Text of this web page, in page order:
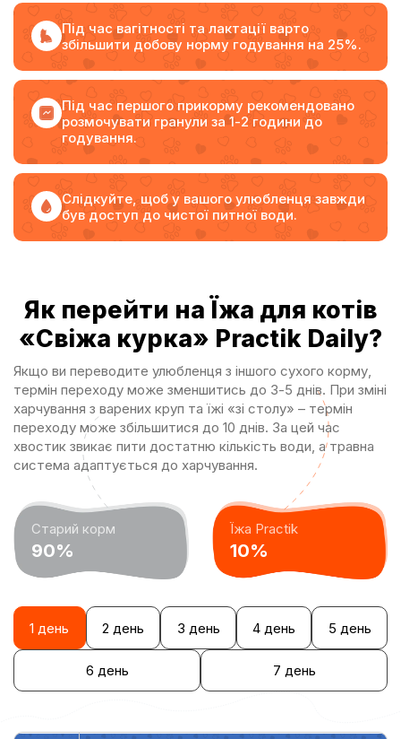
Під час вагітності та лактації варто
збільшити добову норму годування на 25%.
Під час першого прикорму рекомендовано
розмочувати гранули за 1-2 години до
годування.
Слідкуйте, щоб у вашого улюбленця завжди
був доступ до чистої питної води.
Як перейти на Їжа для котів
«Свіжа курка» Practik Daily?
Якщо ви переводите улюбленця з іншого cyxoгo корму,
термін переходу може зменшитись до 3-5 днів. При зміні
харчування з варених круп та їжі «зі столу» – термін
переходу може збільшитися до 10 днів. За цей час
хвостик звикає пити достатню кількість води, а травна
система адаптується до харчування.
Старий корм
90%
Їжа Practik
10%
1 день 2 день 3 день 4 день 5 день
6 день 7 день